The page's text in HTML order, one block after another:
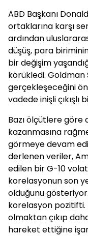
ABD Başkanı
ortaklarına karşı
ardından
düşüş, para
bir değişim
körükledi.
gerçekleşeceğini
vadede inişli çıkışlı
Bazı ölçütlere
kazanmasına
görmeye devam
derlenen veriler,
edilen bir G-10
korelasyonun son
olduğunu gösteriyor.
korelasyon pozitifti.
olmaktan çıkıp
hareket ettiğine